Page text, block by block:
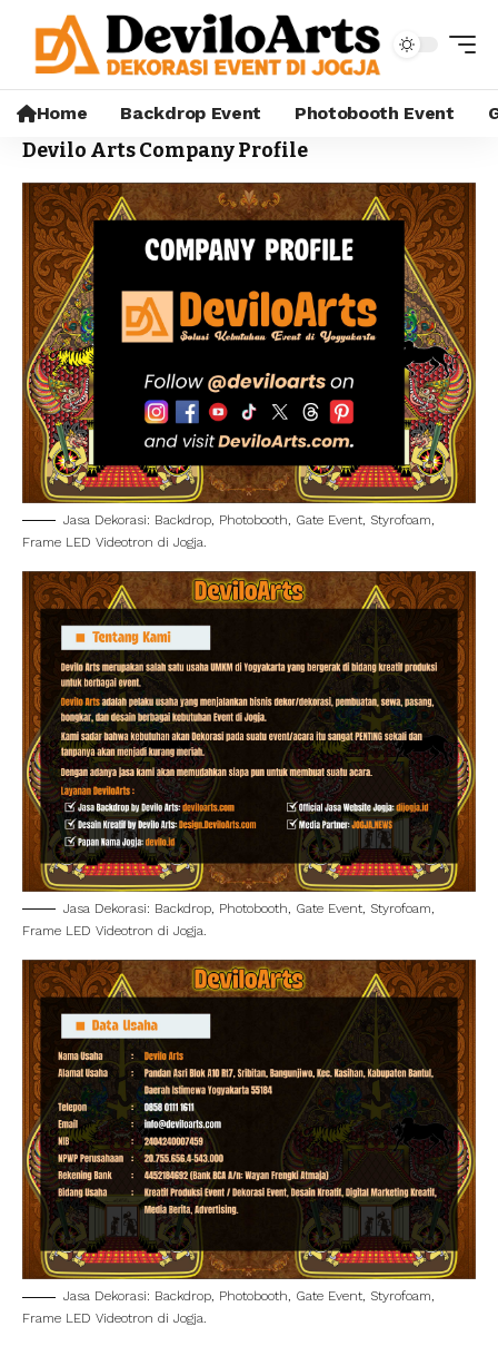
Home Backdrop Event Photobooth Event
Devilo Arts Company Profile
Jasa Dekorasi: Backdrop, Photobooth, Gate Event, Styrofoam,
Frame LED Videotron di Jogja.
Jasa Dekorasi: Backdrop, Photobooth, Gate Event, Styrofoam,
Frame LED Videotron di Jogja.
Jasa Dekorasi: Backdrop, Photobooth, Gate Event, Styrofoam,
Frame LED Videotron di Jogja.